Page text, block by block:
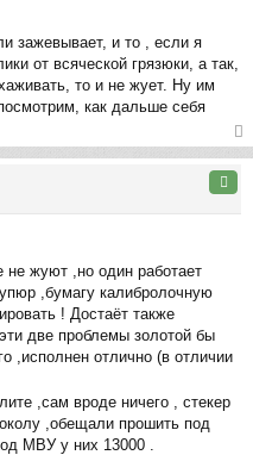
ча
зажевывает, и то , если я
от всяческой грязюки, а так,
то и не жует. Ну им
как дальше себя
ер
ну
ть
ся
жуют ,но один работает
,бумагу калибролочную
! Достаёт также
две проблемы золотой бы
,исполнен отлично (в отличии
,сам вроде ничего , стекер
,обещали прошить под
МВУ у них 13000 .